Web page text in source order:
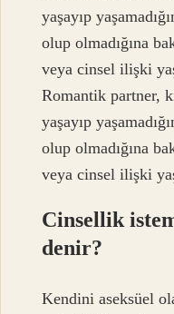
yaşayıp
olup olmadığına
veya cinsel ilişki
Romantik partner,
yaşayıp
olup olmadığına
veya cinsel ilişki
Cinsellik
denir?
Kendini aseksüel